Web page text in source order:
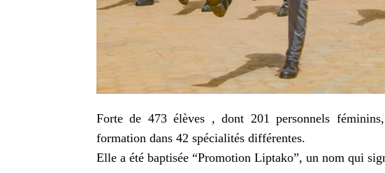
Forte de 473 élèves , dont 201 personnels
formation dans 42 spécialités différentes.
Elle a été baptisée “Promotion Liptako”, un nom qui